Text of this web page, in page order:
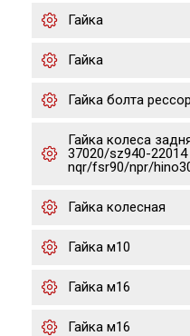
Гайка
Гайка
Гайка болта
Гайка колеса
37020/sz940-22014
nqr/fsr90/npr/
Гайка колесная
Гайка м10
Гайка м16
Гайка м16